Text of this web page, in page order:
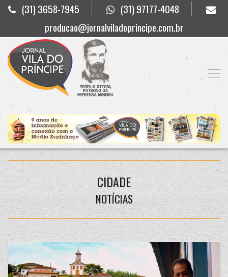
(31) 3658-7945
(31) 97177-4048
producao@jornalviladoprincipe.com.br
CIDADE
NOTÍCIAS